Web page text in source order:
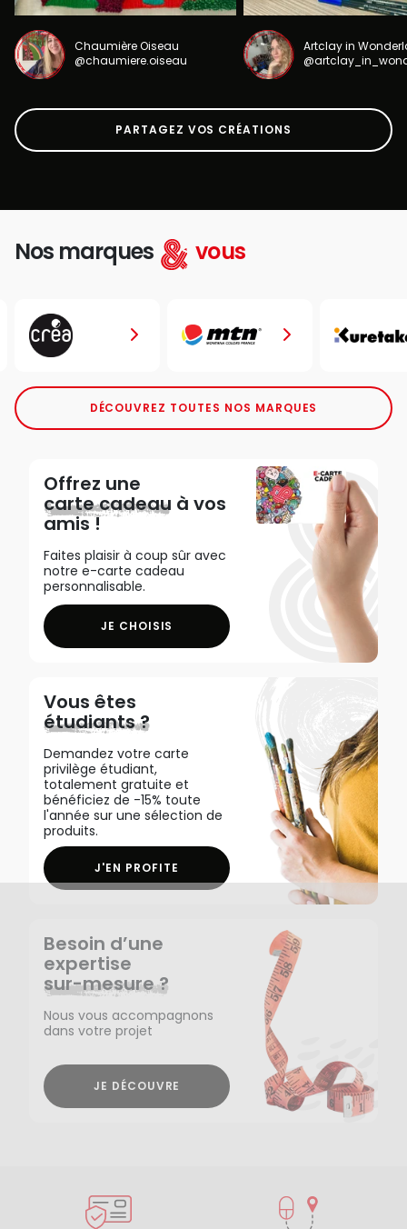
Chaumière Oiseau
@chaumiere.oiseau
Artclay in
PARTAGEZ VOS CRÉATIONS
Nos marques vous
DÉCOUVREZ TOUTES NOS MARQUES
Offrez une
carte cadeau à vos
amis !
Faites plaisir à coup sûr avec
notre e-carte cadeau
personnalisable.
JE CHOISIS
Vous êtes
étudiants ?
Demandez votre carte
privilège étudiant,
totalement gratuite et
bénéficiez de -15% toute
l'année sur une sélection de
produits.
J'EN PROFITE
Besoin d’une
expertise
sur-mesure ?
Nous vous accompagnons
dans votre projet
JE DÉCOUVRE